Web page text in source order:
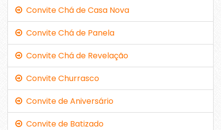
Convite Chá de Casa Nova
Convite Chá de Panela
Convite Chá de Revelação
Convite Churrasco
Convite de Aniversário
Convite de Batizado